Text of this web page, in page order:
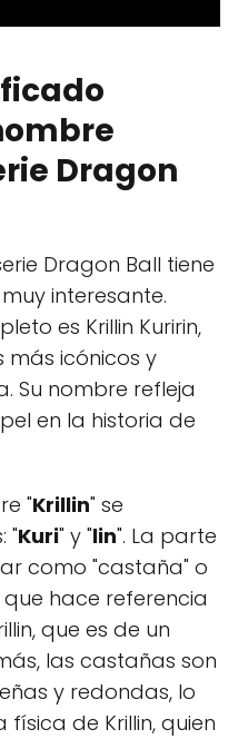
Dragon
Dragon Ball tiene
interesante.
es Krillin Kuririn,
más icónicos y
Su nombre refleja
en la historia de
"Krillin" se
"Kuri" y "lin". La parte
como "castaña" o
hace referencia
que es de un
las castañas son
y redondas, lo
de Krillin, quien